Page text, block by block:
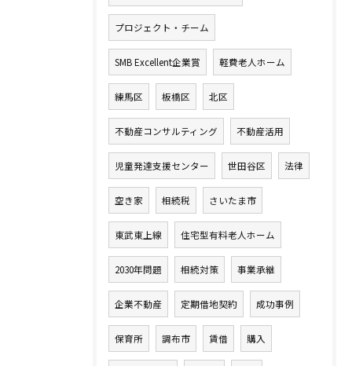
プロジェクト・チーム
SMB Excellent企業賞 軽費老人ホーム
練馬区 板橋区 北区
不動産コンサルティング 不動産活用
児童発達支援センター 世田谷区 法律
空き家 相続税 さいたま市
東武東上線 住宅型有料老人ホーム
2030年問題 相続対策 事業承継
企業不動産 定期借地契約 成功事例
保育所 調布市 賃借 購入